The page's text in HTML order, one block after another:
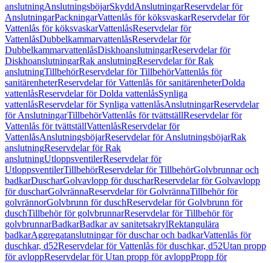
anslutningAnslutningsböjarSkyddAnslutningarReservdelar för
AnslutningarPackningarVattenlås för köksvaskarReservdelar för
Vattenlås för köksvaskarVattenlåsReservdelar för
VattenlåsDubbelkammarvattenlåsReservdelar för
DubbelkammarvattenlåsDiskhoanslutningarReservdelar för
DiskhoanslutningarRak anslutningReservdelar för Rak
anslutningTillbehörReservdelar för TillbehörVattenlås för
sanitärenheterReservdelar för Vattenlås för sanitärenheterDolda
vattenlåsReservdelar för Dolda vattenlåsSynliga
vattenlåsReservdelar för Synliga vattenlåsAnslutningarReservdelar
för AnslutningarTillbehörVattenlås för tvättställReservdelar för
Vattenlås för tvättställVattenlåsReservdelar för
VattenlåsAnslutningsböjarReservdelar för AnslutningsböjarRak
anslutningReservdelar för Rak
anslutningUtloppsventilerReservdelar för
UtloppsventilerTillbehörReservdelar för TillbehörGolvbrunnar och
badkarDuscharGolvavlopp för duscharReservdelar för Golvavlopp
för duscharGolvrännaReservdelar för GolvrännaTillbehör för
golvrännorGolvbrunn för duschReservdelar för Golvbrunn för
duschTillbehör för golvbrunnarReservdelar för Tillbehör för
golvbrunnarBadkarBadkar av sanitetsakrylRektangulära
badkarAggregatanslutningar för duschar och badkarVattenlås för
duschkar, d52Reservdelar för Vattenlås för duschkar, d52Utan propp
för avloppReservdelar för Utan propp för avloppPropp för